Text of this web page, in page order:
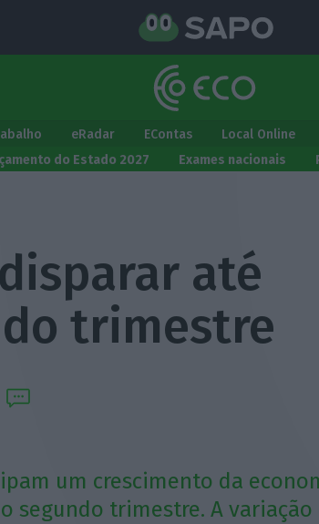
eRadar EContas Local Online
do Estado 2027 Exames nacionais
disparar até
trimestre
um crescimento da
segundo trimestre. A variação